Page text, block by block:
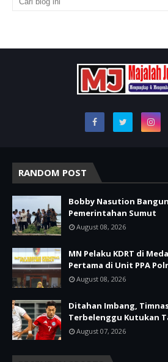
RANDOM POST
Bobby Nasution
Pemerintahan Sumut
August 08, 2026
MN Pelaku KDRT di
Pertama di Unit PPA
August 08, 2026
Ditahan Imbang,
Terbelenggu Kutukan
August 07, 2026